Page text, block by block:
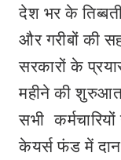
देश भर के
और गरीबों की
सरकारों के
महीने की शुरुआत
सभी
केयर्स फंड में